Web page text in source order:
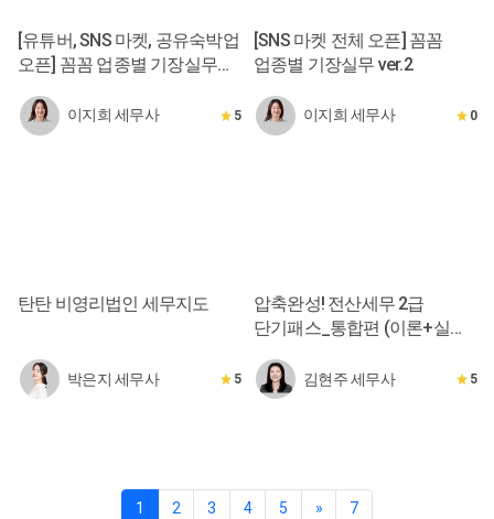
[유튜버, SNS 마켓, 공유숙박업
오픈] 꼼꼼 업종별 기장실무
이지희 세무사 5
[SNS 마켓 전체 오픈] 꼼꼼
업종별 기장실무 ver.2
이지희 세무사 0
탄탄 비영리법인 세무지도
박은지 세무사 5
압축완성! 전산세무 2급
단기패스_통합편 (이론+실무
김현주 세무사 5
1 2 3 4 5 » 7